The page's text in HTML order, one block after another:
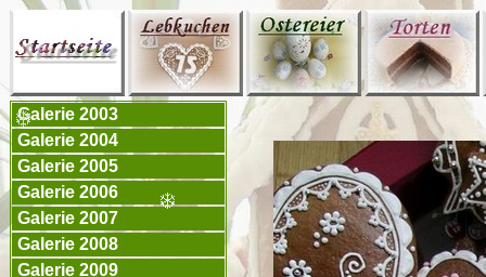
Galerie 2003
Galerie 2004
Galerie 2005
Galerie 2006
Galerie 2007
Galerie 2008
Galerie 2009